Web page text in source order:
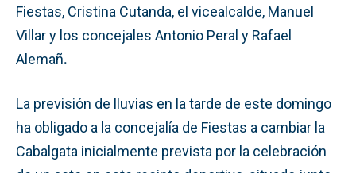
Fiestas, Cristina Cutanda, el vicealcalde, Manuel
Villar y los concejales Antonio Peral y Rafael
Alemañ.
La previsión de lluvias en la tarde de este domingo
ha obligado a la concejalía de Fiestas a cambiar la
Cabalgata inicialmente prevista por la celebración